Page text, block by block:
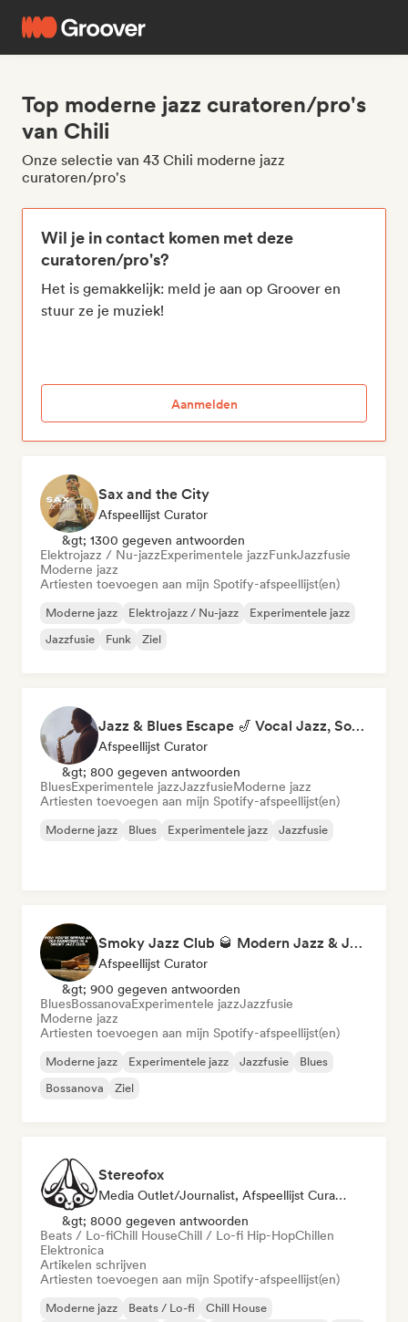
Top moderne jazz curatoren/pro's
van Chili
Onze selectie van 43 Chili moderne jazz
curatoren/pro's
Wil je in contact komen met deze
curatoren/pro's?
Het is gemakkelijk: meld je aan op Groover en
stuur ze je muziek!
Aanmelden
Sax and the City
Afspeellijst Curator
&gt; 1300 gegeven antwoorden
Elektrojazz / Nu-jazzExperimentele jazzFunkJazzfusie
Moderne jazz
Artiesten toevoegen aan mijn Spotify-afspeellijst(en)
Moderne jazz Elektrojazz / Nu-jazz
Experimentele jazz
Jazzfusie
Funk Ziel
Jazz & Blues Escape 🎷 Vocal Jazz, Soul Blues & Classic Standards
Afspeellijst Curator
&gt; 800 gegeven antwoorden
BluesExperimentele jazzJazzfusieModerne jazz
Artiesten toevoegen aan mijn Spotify-afspeellijst(en)
Moderne jazz Blues Experimentele jazz Jazzfusie
Smoky Jazz Club 🥃 Modern Jazz & Jazz Fusion to Sip an Old Fashioned to
Afspeellijst Curator
&gt; 900 gegeven antwoorden
BluesBossanovaExperimentele jazzJazzfusie
Moderne jazz
Artiesten toevoegen aan mijn Spotify-afspeellijst(en)
Moderne jazz Experimentele jazz Jazzfusie
Blues
Bossanova
Ziel
Stereofox
Media Outlet/Journalist, Afspeellijst Curator
&gt; 8000 gegeven antwoorden
Beats / Lo-fiChill HouseChill / Lo-fi Hip-HopChillen
Elektronica
Artikelen schrijven
Artiesten toevoegen aan mijn Spotify-afspeellijst(en)
Moderne jazz Beats / Lo-fi
Chill House